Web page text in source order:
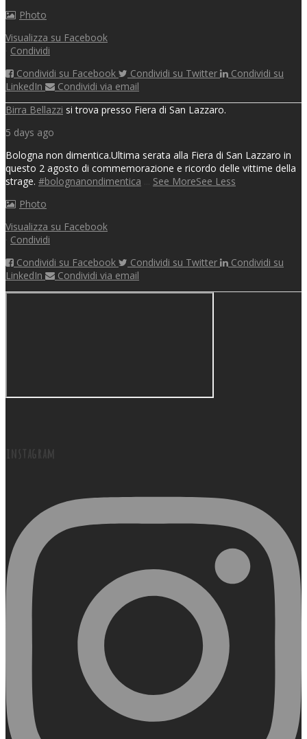
Photo
Visualizza su Facebook
Condividi
Condividi su Facebook
Condividi su Twitter
Condividi su
LinkedIn
Condividi via email
Birra Bellazzi si trova presso Fiera di San Lazzaro.
5 days ago
Bologna non dimentica.Ultima serata alla Fiera di San Lazzaro in
questo 2 agosto di commemorazione e ricordo delle vittime della
strage. #bolognanondimentica See MoreSee Less
Photo
Visualizza su Facebook
Condividi
Condividi su Facebook
Condividi su Twitter
Condividi su
LinkedIn
Condividi via email
instagram